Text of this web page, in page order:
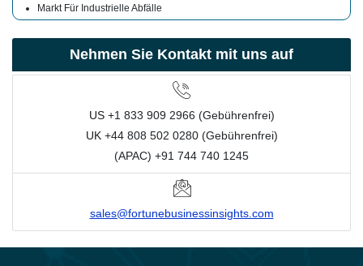
Markt Für Industrielle Abfälle
Nehmen Sie Kontakt mit uns auf
US +1 833 909 2966 (Gebührenfrei)
UK +44 808 502 0280 (Gebührenfrei)
(APAC) +91 744 740 1245
sales@fortunebusinessinsights.com